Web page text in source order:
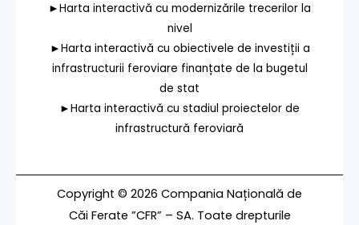
►Harta interactivă cu modernizările trecerilor la
nivel
►Harta interactivă cu obiectivele de investiții a
infrastructurii feroviare finanțate de la bugetul
de stat
►Harta interactivă cu stadiul proiectelor de
infrastructură feroviară
Copyright © 2026 Compania Națională de
Căi Ferate ”CFR” – SA. Toate drepturile